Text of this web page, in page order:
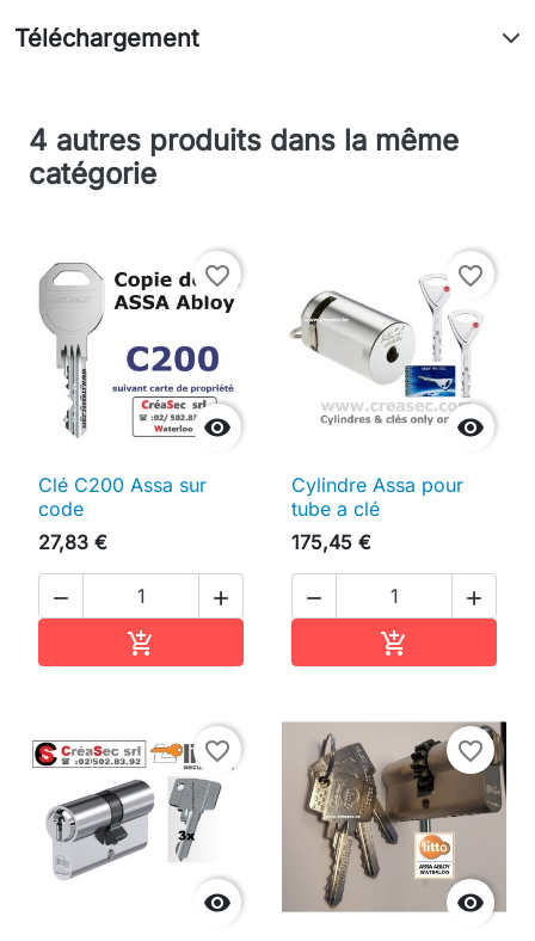
Téléchargement
4 autres produits dans la même
catégorie

favorite_border
Clé C200 Assa sur
code
27,83 €
 


favorite_border
Cylindre Assa pour
tube a clé
175,45 €
 


favorite_border

favorite_border